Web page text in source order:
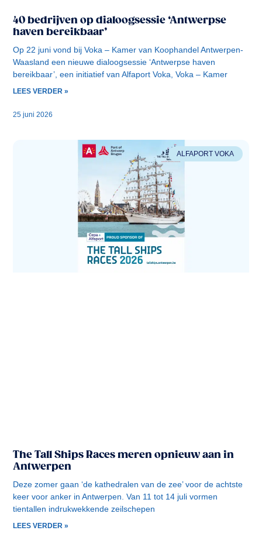
40 bedrijven op dialoogsessie ‘Antwerpse
haven bereikbaar’
Op 22 juni vond bij Voka – Kamer van Koophandel Antwerpen-
Waasland een nieuwe dialoogsessie ‘Antwerpse haven
bereikbaar’, een initiatief van Alfaport Voka, Voka – Kamer
LEES VERDER »
25 juni 2026
ALFAPORT VOKA
The Tall Ships Races meren opnieuw aan in
Antwerpen
Deze zomer gaan ‘de kathedralen van de zee’ voor de achtste
keer voor anker in Antwerpen. Van 11 tot 14 juli vormen
tientallen indrukwekkende zeilschepen
LEES VERDER »